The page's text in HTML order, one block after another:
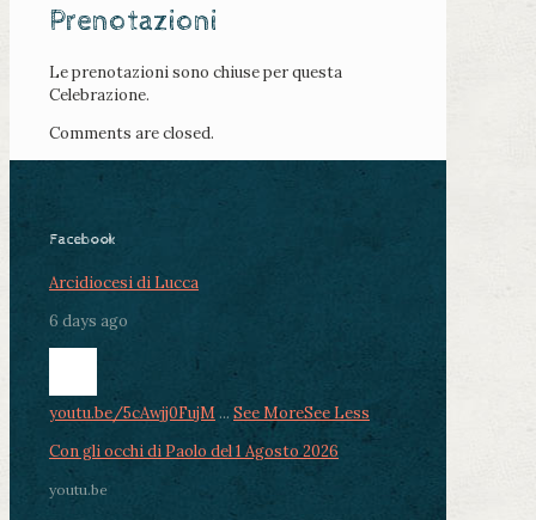
Prenotazioni
Le prenotazioni sono chiuse per questa
Celebrazione.
Comments are closed.
Facebook
Arcidiocesi di Lucca
6 days ago
youtu.be/5cAwjj0FujM ... See MoreSee Less
Con gli occhi di Paolo del 1 Agosto 2026
youtu.be